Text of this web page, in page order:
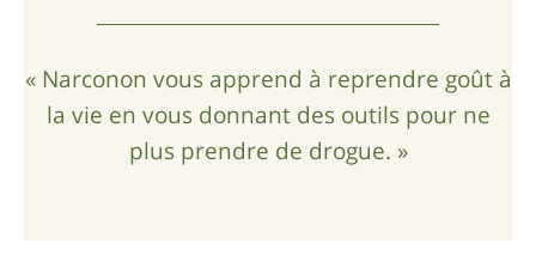
« Narconon vous apprend à reprendre goût à
la vie en vous donnant des outils pour ne
plus prendre de drogue. »